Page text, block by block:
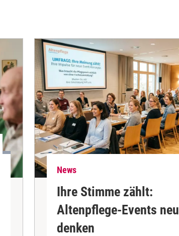
News
Ihre Stimme zählt:
Altenpflege-Events neu
denken